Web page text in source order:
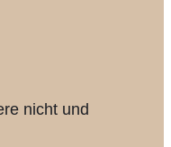
nicht und